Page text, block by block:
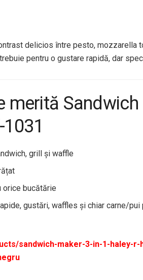
delicios între pesto, mozzarella
pentru o gustare rapidă, dar
merită
grill și waffle
orice bucătărie
gustări, waffles și chiar carne/pui
sandwich-maker-3-in-1-haley-